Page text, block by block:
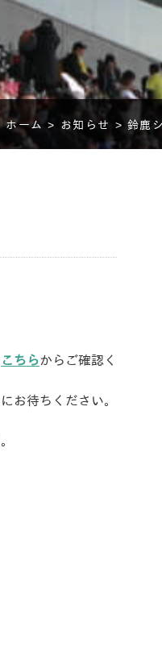
ホーム > お知らせ > 鈴鹿
こちらからご確認く
お待ちください。